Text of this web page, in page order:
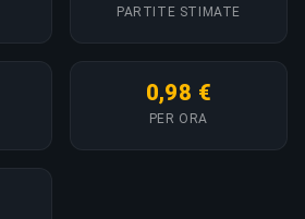
PARTITE STIMATE
0,98 €
PER ORA